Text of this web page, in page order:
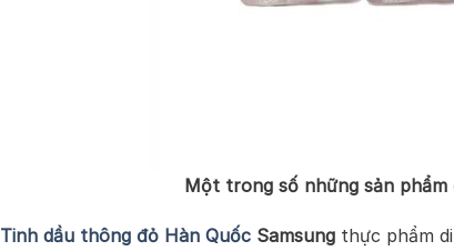
Một trong số những sản
Tinh dầu thông đỏ Hàn Quốc Samsung thực phẩm